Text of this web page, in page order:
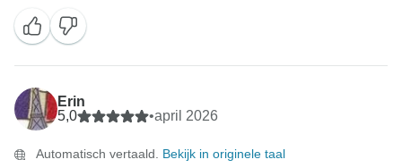
Erin
5,0
•april 2026
Automatisch vertaald. Bekijk in originele taal